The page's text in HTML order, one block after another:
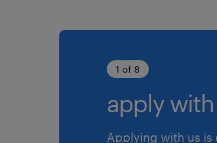
1 of 8
apply
Applying with us is